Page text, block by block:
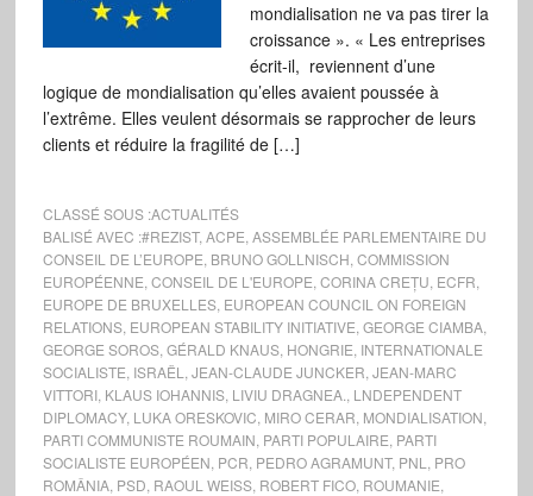
mondialisation ne va pas tirer la
croissance ». « Les entreprises
écrit-il, reviennent d’une
logique de mondialisation qu’elles avaient poussée à
l’extrême. Elles veulent désormais se rapprocher de leurs
clients et réduire la fragilité de […]
CLASSÉ SOUS :ACTUALITÉS
BALISÉ AVEC :#REZIST, ACPE ASSEMBLÉE PARLEMENTAIRE DU
CONSEIL DE L’EUROPE BRUNO GOLLNISCH COMMISSION
EUROPÉENNE CONSEIL DE L'EUROPE CORINA CREȚU ECFR
EUROPE DE BRUXELLES, EUROPEAN COUNCIL ON FOREIGN
RELATIONS, EUROPEAN STABILITY INITIATIVE GEORGE CIAMBA,
GEORGE SOROS, GÉRALD KNAUS, HONGRIE INTERNATIONALE
SOCIALISTE ISRAËL JEAN-CLAUDE JUNCKER JEAN-MARC
VITTORI, KLAUS IOHANNIS, LIVIU DRAGNEA. LNDEPENDENT
DIPLOMACY, LUKA ORESKOVIC MIRO CERAR MONDIALISATION
PARTI COMMUNISTE ROUMAIN PARTI POPULAIRE PARTI
SOCIALISTE EUROPÉEN PCR PEDRO AGRAMUNT, PNL
PRO
ROMÂNIA, PSD RAOUL WEISS, ROBERT FICO, ROUMANIE